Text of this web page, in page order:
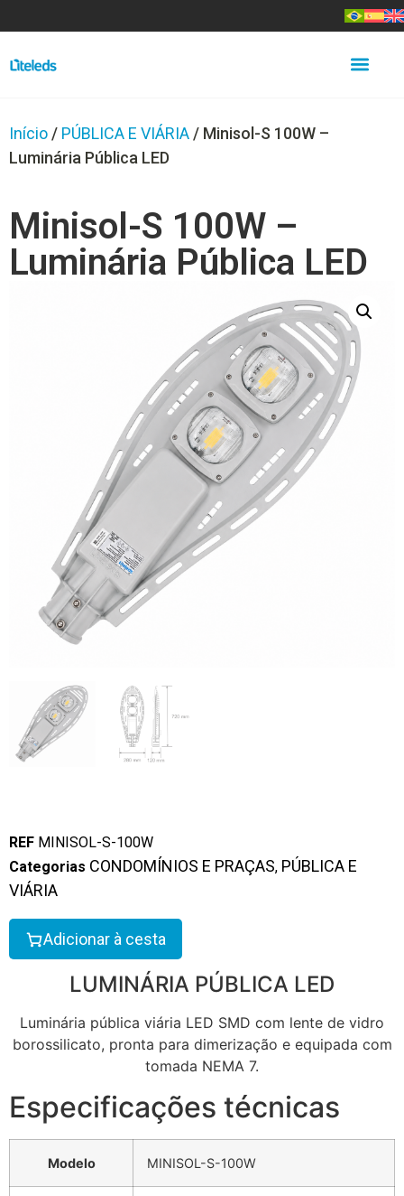
Início / PÚBLICA E VIÁRIA / Minisol-S 100W –
Luminária Pública LED
Minisol-S 100W –
Luminária Pública LED
REF MINISOL-S-100W
Categorias CONDOMÍNIOS E PRAÇAS, PÚBLICA E
VIÁRIA
Adicionar à cesta
LUMINÁRIA PÚBLICA LED
Luminária pública viária LED SMD com lente de vidro
borossilicato, pronta para dimerização e equipada com
tomada NEMA 7.
Especificações técnicas
Modelo MINISOL-S-100W